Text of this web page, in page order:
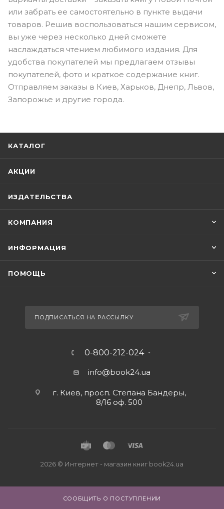
СООБЩИТЬ О ПОСТУПЛЕНИИ
или забрать ее самостоятельно в пункте выдачи
товаров. Решив воспользоваться нашим сервисом,
вы уже через несколько дней сможете
наслаждаться чтением любимого издания. Для
удобства покупателей мы предлагаем отзывы
покупателей, фото и краткое содержание книг.
Отправляем заказы в Киев, Харьков, Днепр, Львов,
Запорожье и другие города.
КАТАЛОГ
АКЦИИ
ИЗДАТЕЛЬСТВА
КОМПАНИЯ
ИНФОРМАЦИЯ
ПОМОЩЬ
ПОДПИСАТЬСЯ НА РАССЫЛКУ
0-800-212-024
info@book24.ua
г. Киев, просп. Степана Бандеры,
8/16 оф. 500
2026 © Интернет - магазин книг book24.ua